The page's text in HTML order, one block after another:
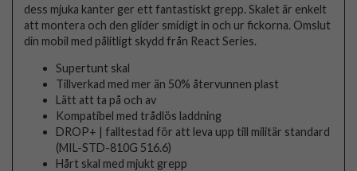
dess mjuka kanter ger ett fantastiskt grepp. Skalet är enkelt
att montera och den glider smidigt in och ur fickorna. Omslut
din mobil med pålitligt skydd från React Series.
Supertunt skal
Tillverkad med mer än 50% återvunnen plast
Lätt att ta på och av
Kompatibel med trådlös laddning
DROP+ | falltestad för att leva upp till militär standard
(MIL-STD-810G 516.6)
Hårt skal med mjukt grepp